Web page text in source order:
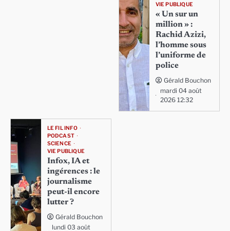
VIE PUBLIQUE
« Un sur un
million » :
Rachid Azizi,
l’homme sous
l’uniforme de
police
Gérald Bouchon
mardi 04 août
2026 12:32
LE FIL INFO
PODCAST
SCIENCE
VIE PUBLIQUE
Infox, IA et
ingérences : le
journalisme
peut-il encore
lutter ?
Gérald Bouchon
lundi 03 août